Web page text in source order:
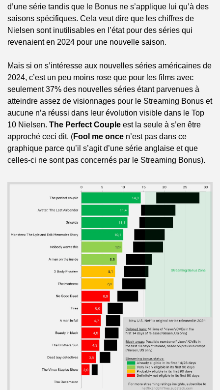
d’une série tandis que le Bonus ne s’applique lui qu’à des
saisons spécifiques. Cela veut dire que les chiffres de
Nielsen sont inutilisables en l’état pour des séries qui
revenaient en 2024 pour une nouvelle saison.
Mais si on s’intéresse aux nouvelles séries américaines de
2024, c’est un peu moins rose que pour les films avec
seulement 37% des nouvelles séries étant parvenues à
atteindre assez de visionnages pour le Streaming Bonus et
aucune n’a réussi dans leur évolution visible dans le Top
10 Nielsen. The Perfect Couple est la seule à s’en être
approché ceci dit. (Fool me once n’est pas dans ce
graphique parce qu’il s’agit d’une série anglaise et que
celles-ci ne sont pas concernés par le Streaming Bonus).